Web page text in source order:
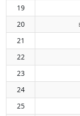
19
20
21
22
23
24
25